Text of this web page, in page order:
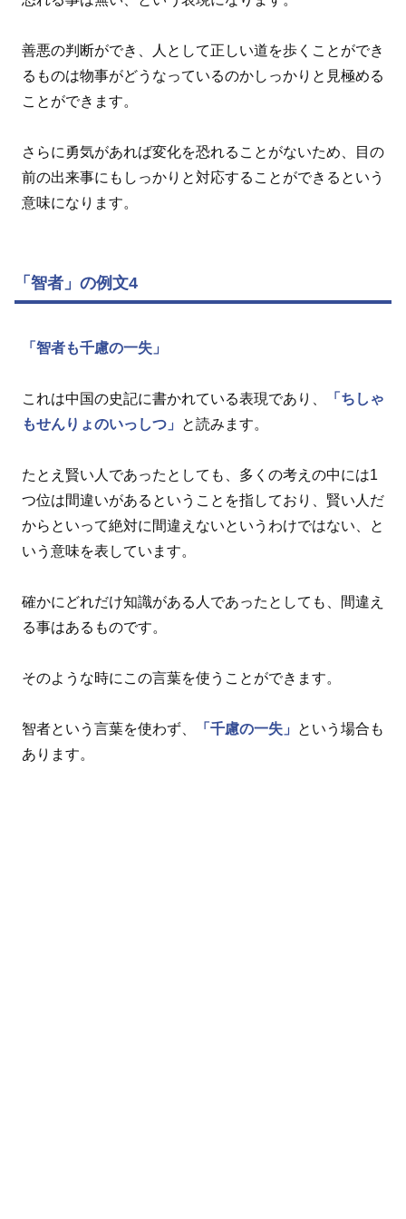
善悪の判断ができ、人として正しい道を歩くことができ
るものは物事がどうなっているのかしっかりと見極める
ことができます。
さらに勇気があれば変化を恐れることがないため、目の
前の出来事にもしっかりと対応することができるという
意味になります。
「智者」の例文4
「智者も千慮の一失」
これは中国の史記に書かれている表現であり、
「ちしゃ
もせんりょのいっしつ」
と読みます。
たとえ賢い人であったとしても、多くの考えの中には1
つ位は間違いがあるということを指しており、賢い人だ
からといって絶対に間違えないというわけではない、と
いう意味を表しています。
確かにどれだけ知識がある人であったとしても、間違え
る事はあるものです。
そのような時にこの言葉を使うことができます。
智者という言葉を使わず、 「千慮の一失」
という場合も
あります。